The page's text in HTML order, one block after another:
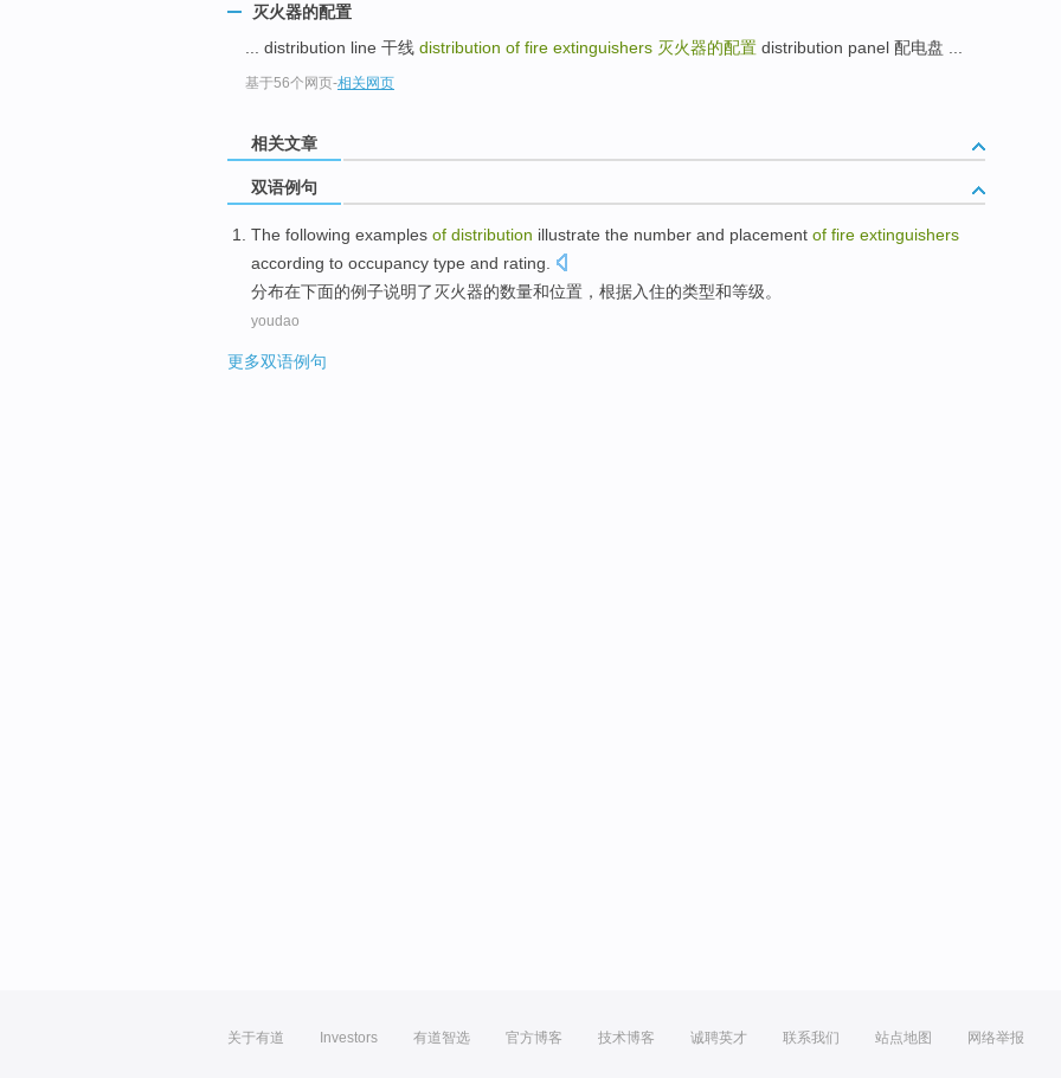
灭火器的配置
... distribution line 干线 distribution of fire extinguishers 灭火器的配置 distribution panel 配电盘 ...
基于56个网页-相关网页
相关文章
双语例句
The following examples of distribution illustrate the number and placement of fire extinguishers
according to occupancy type and rating
分布在下面的例子说明了灭火器的数量和位置 ， 根据入住的类型和等级。
youdao
更多双语例句
关于有道 Investors 有道智选 官方博客 技术博客 诚聘英才 联系我们 站点地图 网络举报